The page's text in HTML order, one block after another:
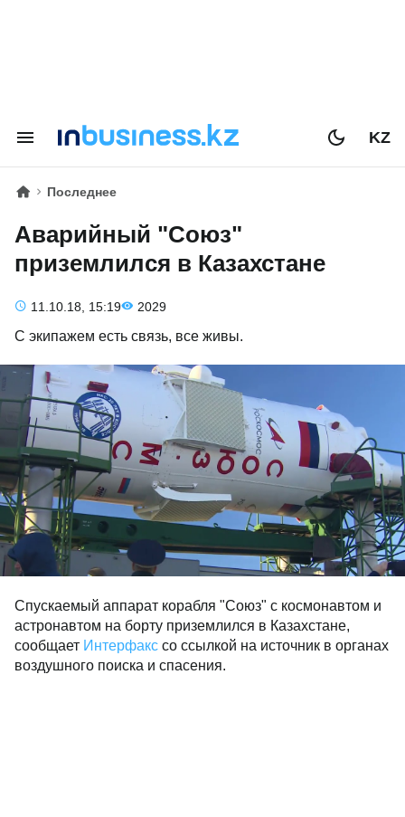
KZ
Последнее
Аварийный "Союз"
приземлился в Казахстане
11.10.18, 15:19 2029
С экипажем есть связь, все живы.
Спускаемый аппарат корабля "Союз" с космонавтом и
астронавтом на борту приземлился в Казахстане,
сообщает Интерфакс со ссылкой на источник в органах
воздушного поиска и спасения.